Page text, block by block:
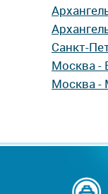
Санкт-
Москва -
Москва -